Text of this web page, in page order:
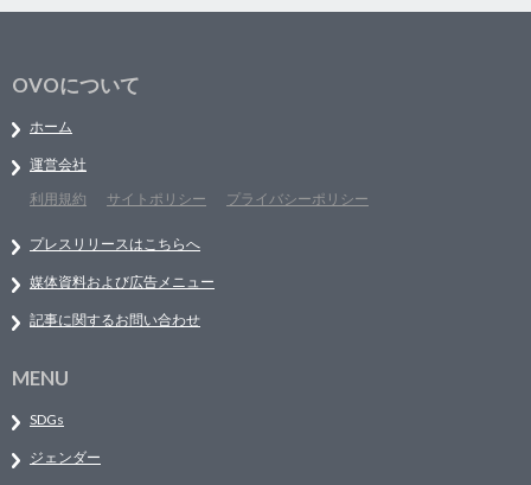
OVOについて
ホーム
運営会社
利用規約
サイトポリシー プライバシーポリシー
プレスリリースはこちらへ
媒体資料および広告メニュー
記事に関するお問い合わせ
MENU
SDGs
ジェンダー